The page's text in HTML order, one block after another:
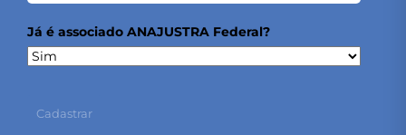
Já é associado ANAJUSTRA Federal?
Cadastrar